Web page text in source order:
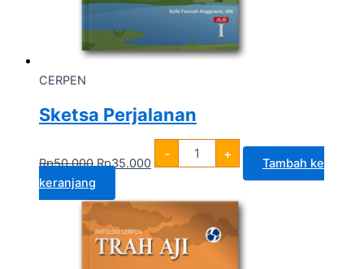
CERPEN
Sketsa Perjalanan
Rp50.000 Rp35.000
- +
Tambah ke
keranjang